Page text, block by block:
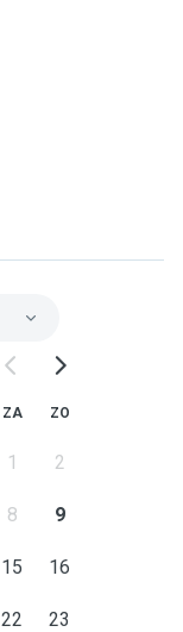
ZA ZO
1 2
8 9
15 16
22 23